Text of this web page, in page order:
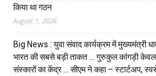
किया था गठन
August 1, 2026
Big News : युवा संवाद कार्यक्रम में मुख्यमंत्री
भारत की सबसे बड़ी ताकत … गुरुकुल कांगड़ी केवल
संस्कारों का केंद्र … सीएम ने कहा – स्टार्टअप,